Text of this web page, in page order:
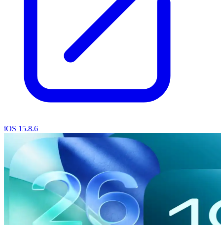
iOS 15.8.6